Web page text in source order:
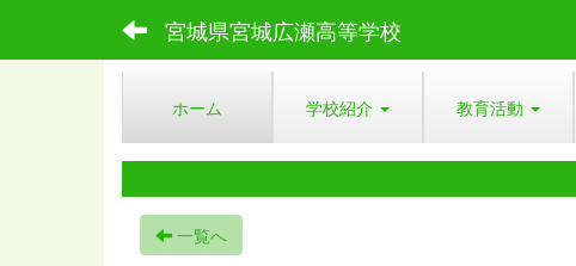
宮城県宮城広瀬高等学校
ホーム 学校紹介 教育活動
一覧へ